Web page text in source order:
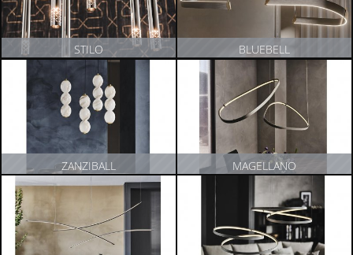
STILO
ZOBACZ PRODUKT
BLUEBELL
ZOBACZ PRODUKT
ZANZIBALL MAGELLANO
ZOBACZ PRODUKT